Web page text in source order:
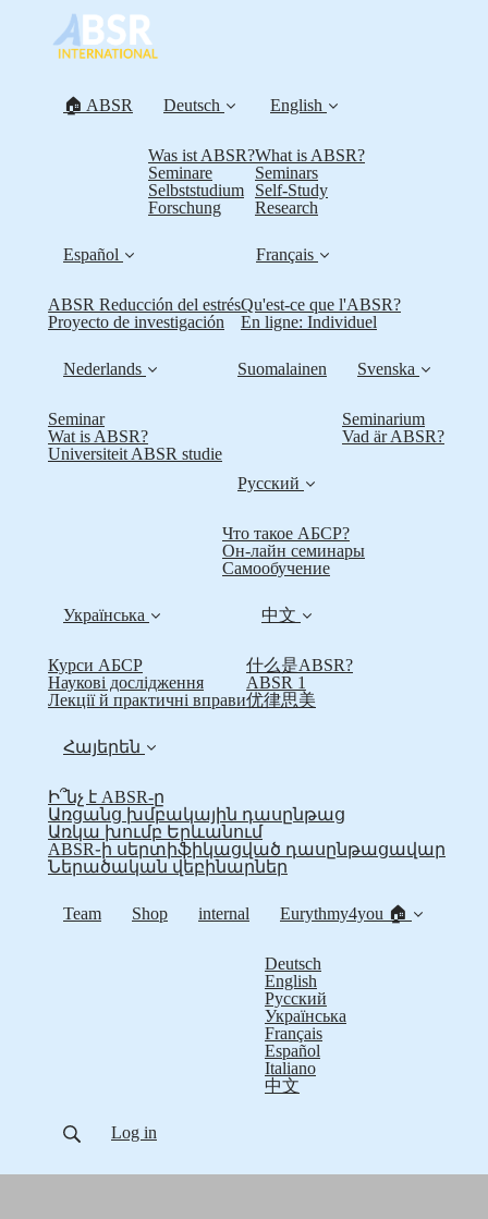
🏠 ABSR Deutsch
Was ist ABSR?
Seminare
Selbststudium
Forschung
English
What is ABSR?
Seminars
Self-Study
Research
Español
ABSR Reducción del estrés
Proyecto de investigación
Français
Qu'est-ce que l'ABSR?
En ligne: Individuel
Nederlands
Seminar
Wat is ABSR?
Universiteit ABSR studie
Suomalainen Svenska
Seminarium
Vad är ABSR?
Русский
Что такое АБСР?
Он-лайн семинары
Самообучение
Українська
Курси АБСР
Наукові дослідження
Лекції й практичні вправи
中文
什么是ABSR?
ABSR 1
优律思美
Հայերեն
Ի՞նչ է ABSR-ը
Առցանց խմբակային դասընթաց
Առկա խումբ Երևանում
ABSR֊ի սերտիֆիկացված դասընթացավար
Ներածական վեբինարներ
Team Shop internal Eurythmy4you 🏠
Deutsch
English
Русский
Українська
Français
Español
Italiano
中文
Log in